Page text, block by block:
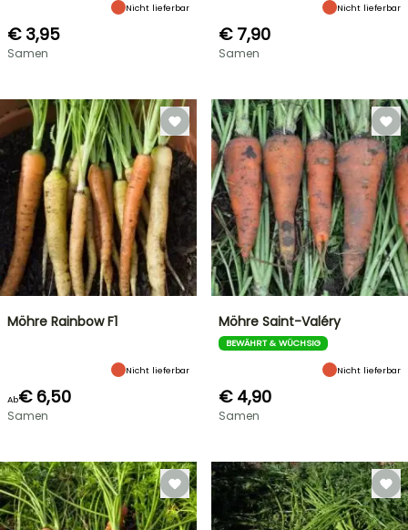
Nicht lieferbar
€ 3,95
Samen
Nicht lieferbar
€ 7,90
Samen
Möhre Rainbow F1
Nicht lieferbar
Ab€ 6,50
Samen
Möhre Saint-Valéry
BEWÄHRT & WÜCHSIG
Nicht lieferbar
€ 4,90
Samen